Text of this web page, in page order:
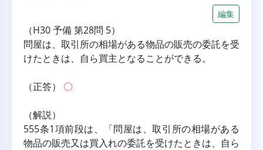
編集
（H30 予備 第28問 5）
問屋は、取引所の相場がある物品の販売の委託を受
けたときは、自ら買主となることができる。
（正答） 〇
（解説）
555条1項前段は、「問屋は、取引所の相場がある
物品の販売又は買入れの委託を受けたときは、自ら